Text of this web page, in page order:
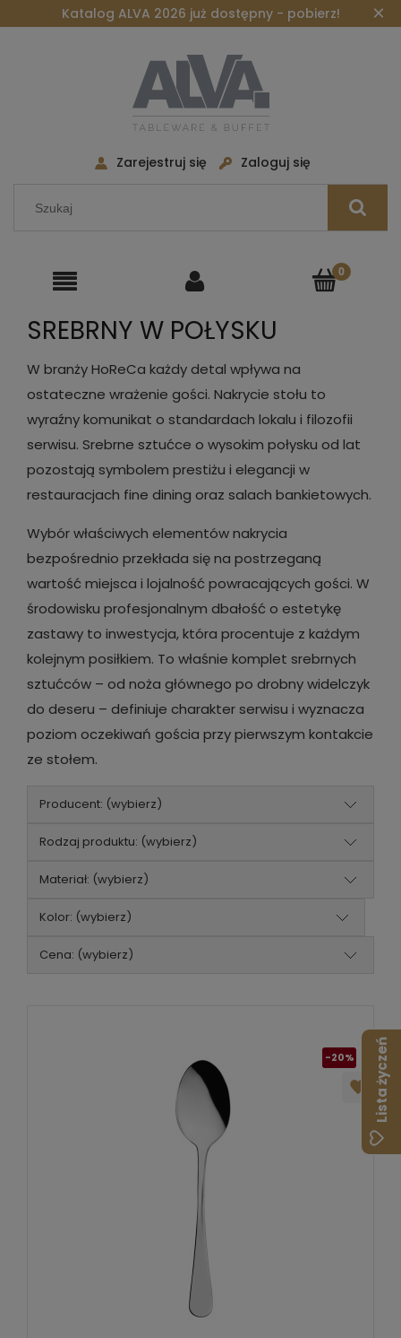
Katalog ALVA 2026 już dostępny - pobierz! ×
Zarejestruj się Zaloguj się
SREBRNY W POŁYSKU
W branży HoReCa każdy detal wpływa na
ostateczne wrażenie gości. Nakrycie stołu to
wyraźny komunikat o standardach lokalu i filozofii
serwisu. Srebrne sztućce o wysokim połysku od lat
pozostają symbolem prestiżu i elegancji w
restauracjach fine dining oraz salach bankietowych.
Wybór właściwych elementów nakrycia
bezpośrednio przekłada się na postrzeganą
wartość miejsca i lojalność powracających gości. W
środowisku profesjonalnym dbałość o estetykę
zastawy to inwestycja, która procentuje z każdym
kolejnym posiłkiem. To właśnie komplet srebrnych
sztućców – od noża głównego po drobny widelczyk
do deseru – definiuje charakter serwisu i wyznacza
poziom oczekiwań gościa przy pierwszym kontakcie
ze stołem.
Producent: (wybierz)
Rodzaj produktu: (wybierz)
Materiał: (wybierz)
Kolor: (wybierz)
Cena: (wybierz)
-20% Lista życzeń